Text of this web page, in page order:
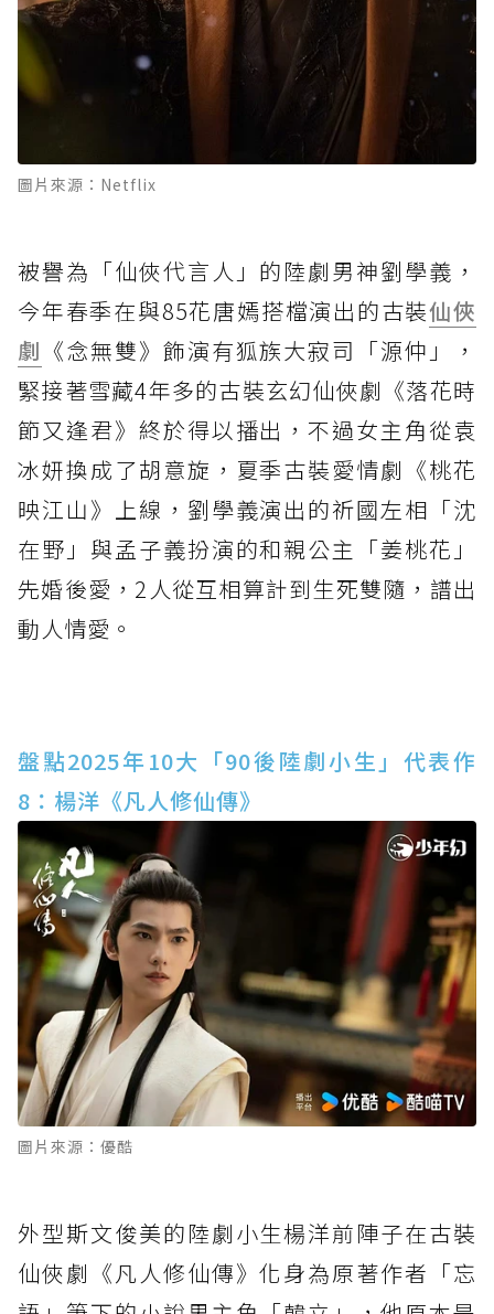
圖片來源：Netflix
被譽為「仙俠代言人」的陸劇男神劉學義，
今年春季在與85花唐嫣搭檔演出的古裝仙俠
劇 《念無雙》飾演有狐族大寂司「源仲」，
緊接著雪藏4年多的古裝玄幻仙俠劇《落花時
節又逢君》終於得以播出，不過女主角從袁
冰妍換成了胡意旋，夏季古裝愛情劇《桃花
映江山》上線，劉學義演出的祈國左相「沈
在野」與孟子義扮演的和親公主「姜桃花」
先婚後愛，2人從互相算計到生死雙隨，譜出
動人情愛。
盤點2025年10大「90後陸劇小生」代表作
8：楊洋《凡人修仙傳》
圖片來源：優酷
外型斯文俊美的陸劇小生楊洋前陣子在古裝
仙俠劇《凡人修仙傳》化身為原著作者「忘